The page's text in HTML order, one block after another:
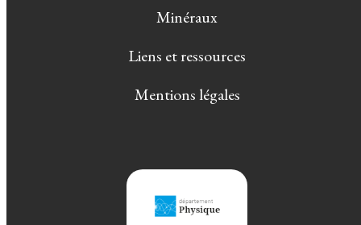
Minéraux
Liens et ressources
Mentions légales